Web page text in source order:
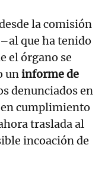
la comisión
que ha tenido
el órgano se
uninforme de
denunciados en
cumplimiento
traslada al
incoación de